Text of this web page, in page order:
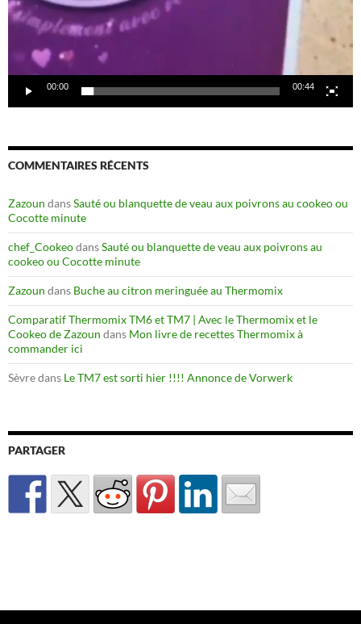
00:00 00:44
COMMENTAIRES RÉCENTS
Zazoun dansSauté ou blanquette de veau aux poivrons au cookeo ou
Cocotte minute
chef_CookeodansSauté ou blanquette de veau aux poivrons au
cookeo ou Cocotte minute
Zazoun dans Buche au citron meringuée au Thermomix
Comparatif Thermomix TM6 et TM7 | Avec le Thermomix et le
Cookeo de Zazoun dans Mon livre de recettes Thermomix à
commander ici
Sèvredans Le TM7 est sorti hier !!!! Annonce de Vorwerk
PARTAGER